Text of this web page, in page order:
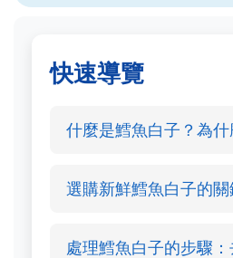
快速導覽
什麼是鱈魚白子？為什
選購新鮮鱈魚白子的關
處理鱈魚白子的步驟